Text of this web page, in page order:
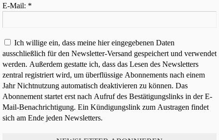
E-Mail: *
Ich willige ein, dass meine hier eingegebenen Daten
ausschließlich für den Newsletter-Versand gespeichert und verwendet
werden. Außerdem gestatte ich, dass das Lesen des Newsletters
zentral registriert wird, um überflüssige Abonnements nach einem
Jahr Nichtnutzung automatisch deaktivieren zu können. Das
Abonnement startet erst nach Aufruf des Bestätigungslinks in der E-
Mail-Benachrichtigung. Ein Kündigungslink zum Austragen findet
sich am Ende jeden Newsletters.